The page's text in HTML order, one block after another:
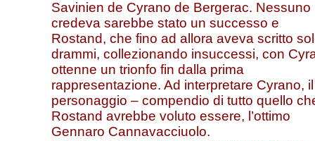
Savinien de Cyrano de Bergerac. Nessuno
credeva sarebbe stato un successo e
Rostand, che fino ad allora aveva scritto
drammi, collezionando insuccessi, con
ottenne un trionfo fin dalla prima
rappresentazione. Ad interpretare Cyrano, il
personaggio – compendio di tutto quello
Rostand avrebbe voluto essere, l’ottimo
Gennaro Cannavacciuolo.